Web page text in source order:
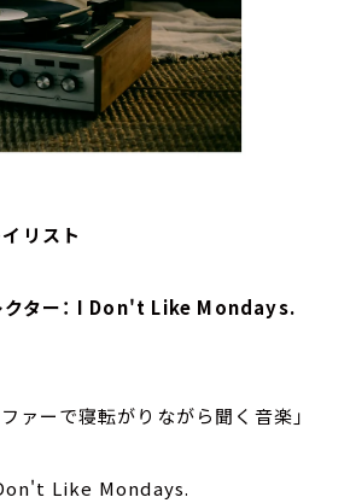
リスト
クター： I Don't Like Mondays.
ァーで寝転がりながら聞く音楽」
Like Mondays.